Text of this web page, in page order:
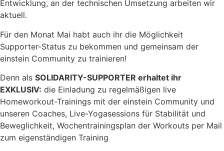
Entwicklung, an der technischen Umsetzung arbeiten wir
aktuell.
Für den Monat Mai habt auch ihr die Möglichkeit
Supporter-Status zu bekommen und gemeinsam der
einstein Community zu trainieren!
Denn als SOLIDARITY-SUPPORTER erhaltet ihr
EXKLUSIV: die Einladung zu regelmäßigen live
Homeworkout-Trainings mit der einstein Community und
unseren Coaches, Live-Yogasessions für Stabilität und
Beweglichkeit, Wochentrainingsplan der Workouts per Mail
zum eigenständigen Training